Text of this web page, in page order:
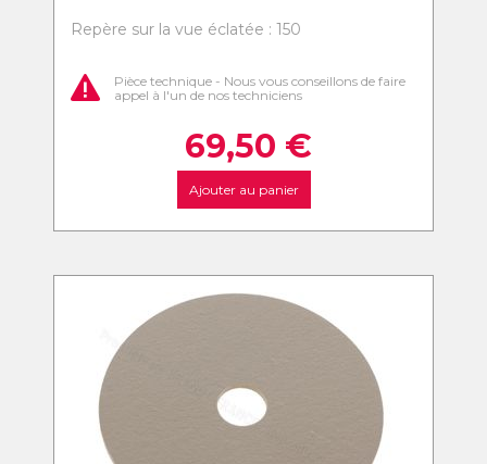
Repère sur la vue éclatée : 150
Pièce technique - Nous vous conseillons de faire
appel à l'un de nos techniciens
69,50 €
Ajouter au panier